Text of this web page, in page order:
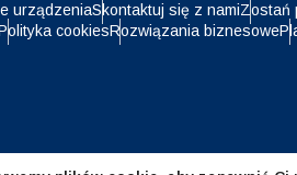
urządzeniaSkontaktuj się z namiZostań
cookiesRozwiązania biznesowe
CAD - Dolar